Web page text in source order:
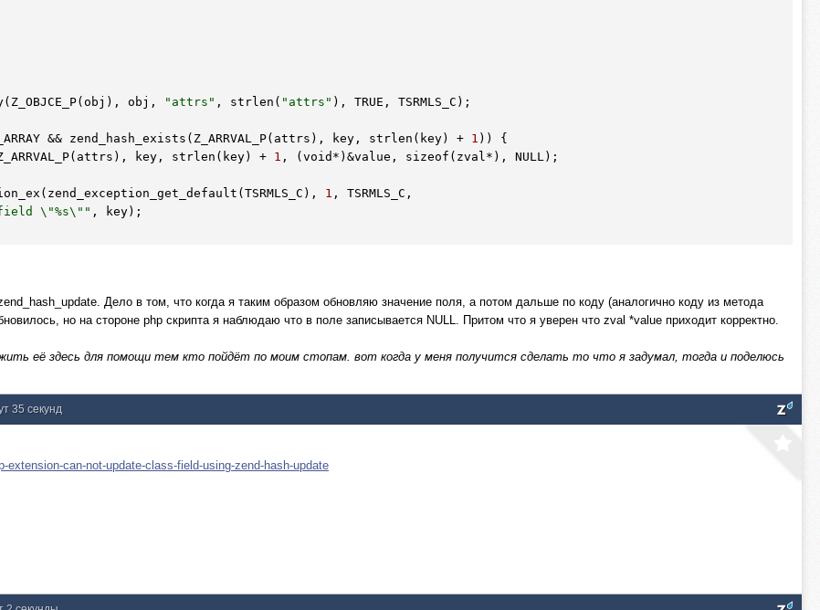
obj,
"attrs" , strlen( "attrs" ), TRUE, TSRMLS_C);
&& zend_hash_exists(Z_ARRVAL_P(attrs), key, strlen(key) + 1 )) {
key, strlen(key) +
1 , (void *) &value, sizeof(zval *) , NULL);
1 , TSRMLS_C,
field \"%s\"" , key);
Дело в том, что когда я таким образом обновляю значение поля, а потом дальше по коду (аналогично коду из метода
но на стороне php скрипта я наблюдаю что в поле записывается NULL. Притом что я уверен что zval *value приходит корректно.
её здесь для помощи тем кто пойдёт по моим стопам. вот когда у меня получится сделать то что я задумал, тогда и поделюсь
35 секунд
can-not-update-class-field-using-zend-hash-update